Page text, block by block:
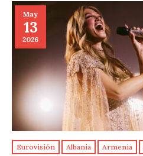
May
13
2026
Eurovisión Albania Armenia